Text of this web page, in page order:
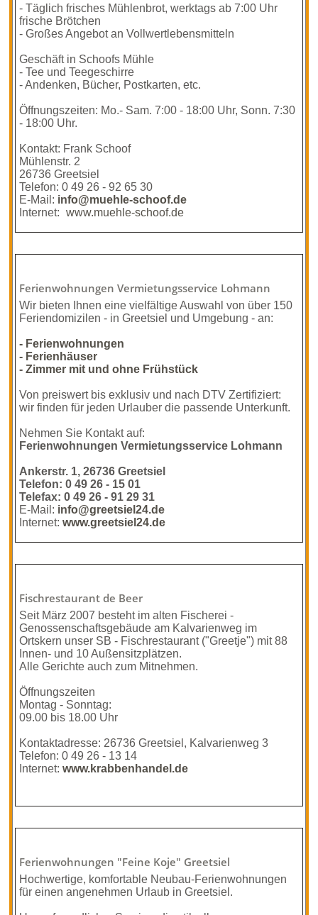
- Täglich frisches Mühlenbrot, werktags ab 7:00 Uhr
frische Brötchen
- Großes Angebot an Vollwertlebensmitteln
Geschäft in Schoofs Mühle
- Tee und Teegeschirre
- Andenken, Bücher, Postkarten, etc.
Öffnungszeiten: Mo.- Sam. 7:00 - 18:00 Uhr, Sonn. 7:30
- 18:00 Uhr.
Kontakt: Frank Schoof
Mühlenstr. 2
26736 Greetsiel
Telefon: 0 49 26 - 92 65 30
E-Mail: info@muehle-schoof.de
Internet:
www.muehle-schoof.de
Ferienwohnungen Vermietungsservice Lohmann
Wir bieten Ihnen eine vielfältige Auswahl von über 150
Feriendomizilen - in Greetsiel und Umgebung - an:
- Ferienwohnungen
- Ferienhäuser
- Zimmer mit und ohne Frühstück
Von preiswert bis exklusiv und nach DTV Zertifiziert:
wir finden für jeden Urlauber die passende Unterkunft.
Nehmen Sie Kontakt auf:
Ferienwohnungen Vermietungsservice Lohmann
Ankerstr. 1, 26736 Greetsiel
Telefon: 0 49 26 - 15 01
Telefax: 0 49 26 - 91 29 31
E-Mail: info@greetsiel24.de
Internet:www.greetsiel24.de
Fischrestaurant de Beer
Seit März 2007 besteht im alten Fischerei -
Genossenschaftsgebäude am Kalvarienweg im
Ortskern unser SB - Fischrestaurant ("Greetje") mit 88
Innen- und 10 Außensitzplätzen.
Alle Gerichte auch zum Mitnehmen.
Öffnungszeiten
Montag - Sonntag:
09.00 bis 18.00 Uhr
Kontaktadresse: 26736 Greetsiel, Kalvarien­weg 3
Telefon: 0 49 26 - 13 14
Internet:www.krabbenhandel.de
Ferienwohn­ungen "Feine Koje" Greetsiel
Hochwertige, komfortable Neubau-Ferienwohnungen
für einen angenehmen Urlaub in Greetsiel.